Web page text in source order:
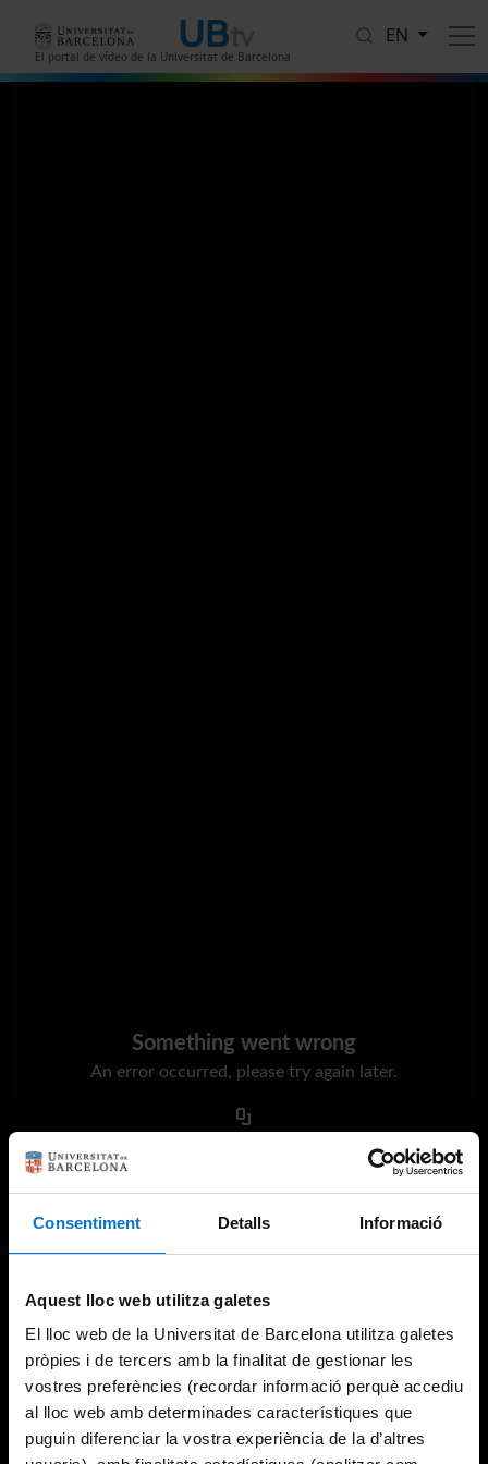
Consentiment Detalls Informació
Aquest lloc web utilitza galetes
El lloc web de la Universitat de Barcelona utilitza galetes
pròpies i de tercers amb la finalitat de gestionar les
vostres preferències (recordar informació perquè accediu
al lloc web amb determinades característiques que
puguin diferenciar la vostra experiència de la d’altres
El portal de vídeo de la Universitat de Barcelona
EN
Something went wrong
An error occurred, please try again later.